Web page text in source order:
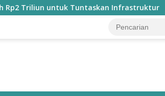
untuk Tuntaskan Infrastruktur